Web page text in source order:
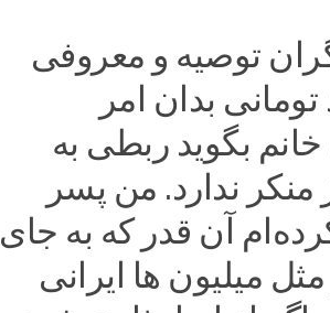
توصیه و معروفی
۱۲۳ میلیارد تومانی بدان امر
بگوید ربطی به
ندارد. من پسر
آن قدر که به جای
میلیون ها ایرانی